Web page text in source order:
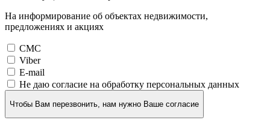
На информирование об объектах недвижимости,
предложениях и акциях
СМС
Viber
E-mail
Не даю согласие на обработку персональных данных
Чтобы Вам перезвонить, нам нужно Ваше согласие